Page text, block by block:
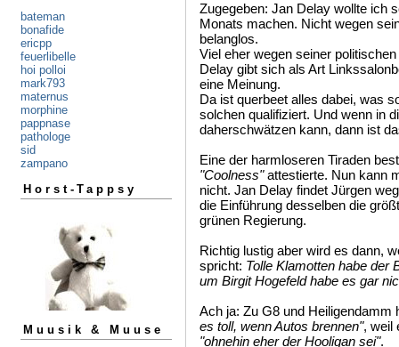
bateman
bonafide
ericpp
feuerlibelle
hoi polloi
mark793
maternus
morphine
pappnase
pathologe
sid
zampano
Horst-Tappsy
Muusik & Muuse
Zugegeben: Jan Delay wollte ich
Monats machen. Nicht wegen
belanglos.
Viel eher wegen seiner
Delay gibt sich als Art
eine Meinung.
Da ist querbeet alles dabei, was
solchen qualifiziert. Und wenn in
daherschwätzen kann, dann ist
Eine der harmloseren Tiraden
"Coolness"attestierte. Nun kann
nicht. Jan Delay findet Jürgen
die Einführung desselben die
grünen Regierung.
Richtig lustig aber wird es dann,
spricht: Tolle Klamotten habe der
um Birgit Hogefeld habe es gar
Ach ja: Zu G8 und
es toll, wenn Autos brennen", weil
"ohnehin eher der Hooligan sei".